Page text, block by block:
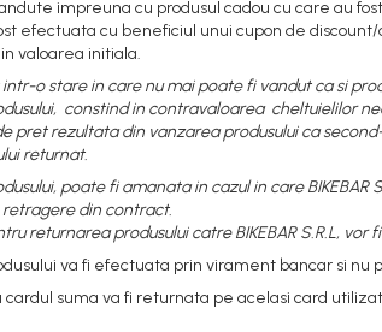
impreuna cu produsul cadou cu care au
efectuata cu beneficiul unui cupon de
valoarea initiala.
o stare in care nu mai poate fi vandut ca si
constind in contravaloarea cheltuielilor
pret rezultata din vanzarea produsului ca
returnat.
poate fi amanata in cazul in care
din contract.
returnarea produsului catre BIKEBAR S.R.L,
va fi efectuata prin virament bancar si nu
suma va fi returnata pe acelasi card